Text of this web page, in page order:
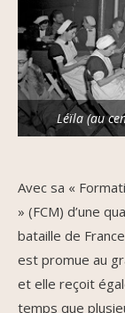
Léïla (au
Avec sa «
» (FCM) d’une
bataille de
est promue au
et elle reçoit
temps que